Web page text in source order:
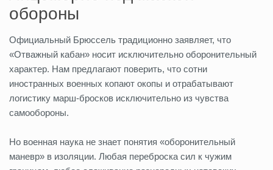
обороны
Официальный Брюссель традиционно заявляет, что
«Отважный кабан» носит исключительно оборонительный
характер. Нам предлагают поверить, что сотни
иностранных военных копают окопы и отрабатывают
логистику марш-бросков исключительно из чувства
самообороны.
Но военная наука не знает понятия «оборонительный
маневр» в изоляции. Любая переброска сил к чужим